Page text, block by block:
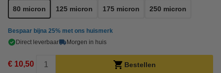
80 micron 125 micron 175 micron 250 micron
Bespaar bijna 25% met ons huismerk
Direct leverbaar
Morgen in huis
€ 10,50 Bestellen